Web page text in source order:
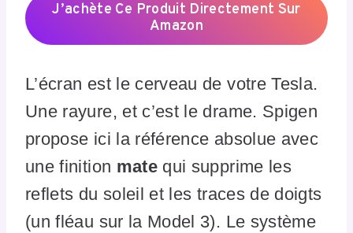
J’achète Ce Produit Directement Sur
Amazon
L’écran est le cerveau de votre Tesla.
Une rayure, et c’est le drame. Spigen
propose ici la référence absolue avec
une finition mate qui supprime les
reflets du soleil et les traces de doigts
(un fléau sur la Model 3). Le système